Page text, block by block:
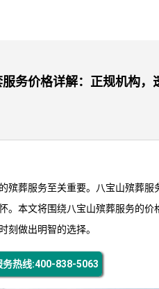
务价格详解：正规机构，
殡葬服务至关重要。 八宝山殡葬服
。本文将围绕八宝山殡葬服务的价
刻做出明智的选择。
热线:400-838-5063